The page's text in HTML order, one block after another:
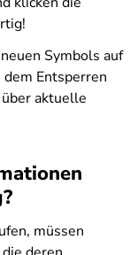
Symbols auf
Entsperren
aktuelle
müssen